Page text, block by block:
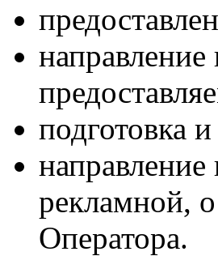
подготовка
рекламной,
Оператора.